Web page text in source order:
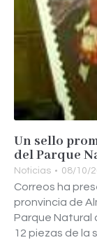
Un sello
del Parque
Noticias 08/10/
Correos ha
pronvincia de
Parque Natural
12 piezas de la